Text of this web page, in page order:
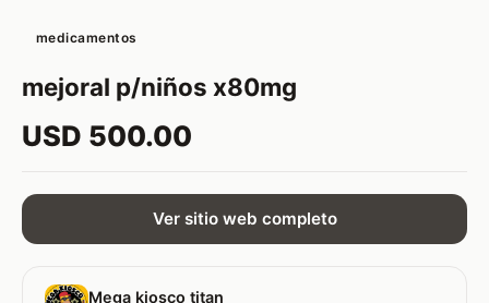
medicamentos
mejoral p/niños x80mg
USD 500.00
Ver sitio web completo
Mega kiosco titan